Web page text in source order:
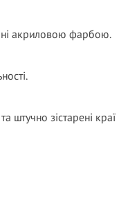
акриловою фарбою.
штучно зістарені краї